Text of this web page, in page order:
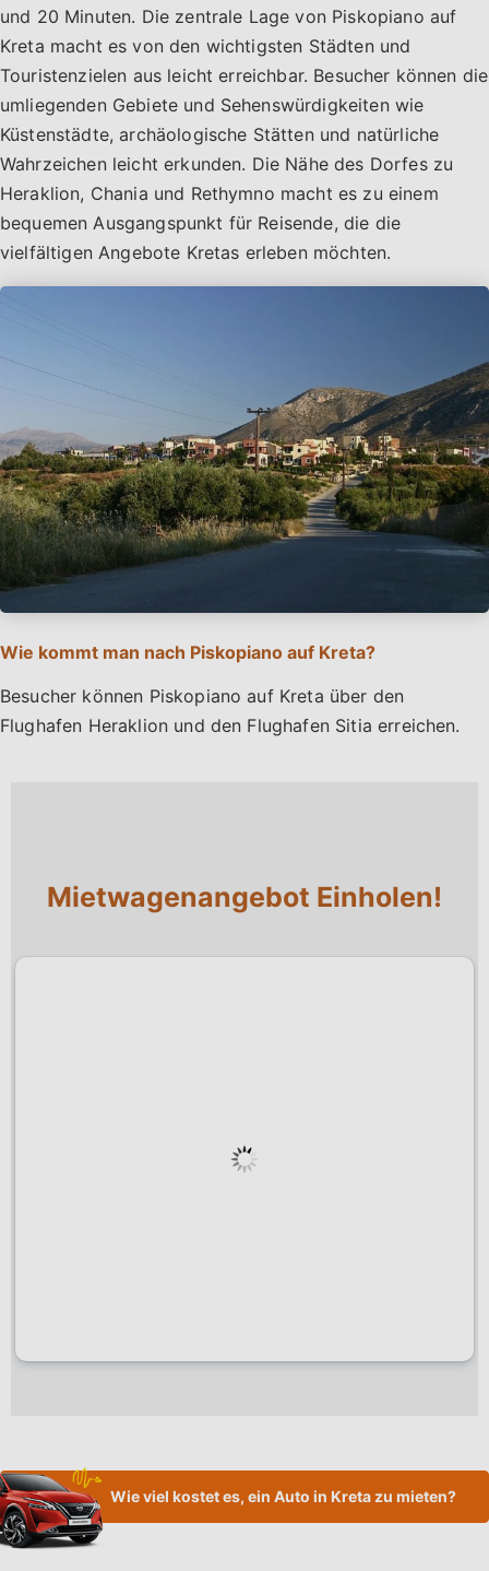
und 20 Minuten. Die zentrale Lage von Piskopiano auf
Kreta macht es von den wichtigsten Städten und
Touristenzielen aus leicht erreichbar. Besucher können die
umliegenden Gebiete und Sehenswürdigkeiten wie
Küstenstädte, archäologische Stätten und natürliche
Wahrzeichen leicht erkunden. Die Nähe des Dorfes zu
Heraklion, Chania und Rethymno macht es zu einem
bequemen Ausgangspunkt für Reisende, die die
vielfältigen Angebote Kretas erleben möchten.
Wie kommt man nach Piskopiano auf Kreta?
Besucher können Piskopiano auf Kreta über den
Flughafen Heraklion und den Flughafen Sitia erreichen.
Mietwagenangebot Einholen!
Wie viel kostet es, ein Auto in Kreta zu mieten?